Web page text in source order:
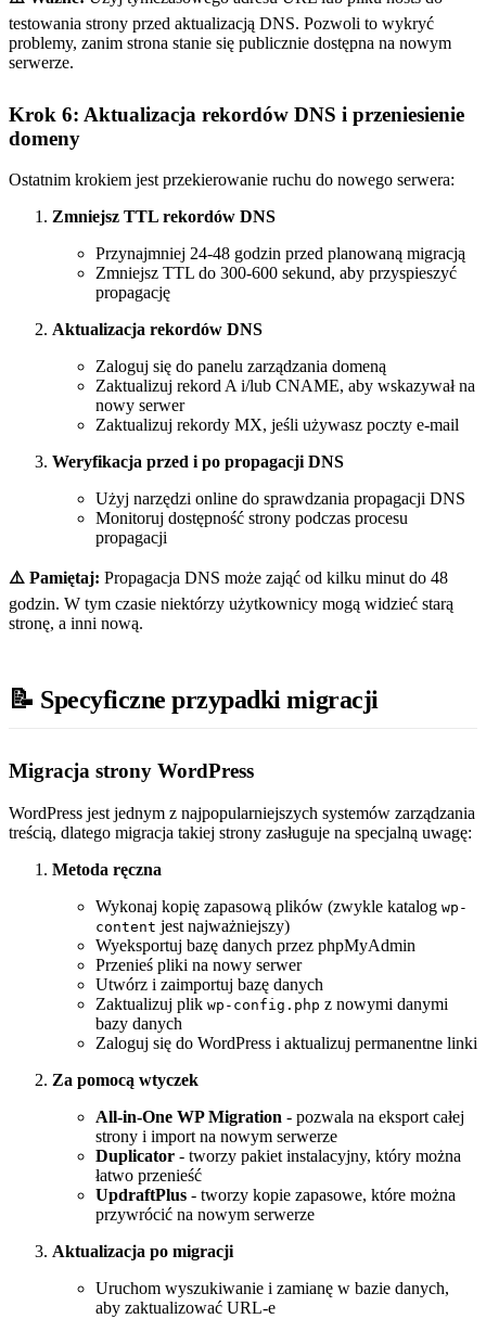
testowania strony przed aktualizacją DNS. Pozwoli to wykryć
problemy, zanim strona stanie się publicznie dostępna na nowym
serwerze.
Krok 6: Aktualizacja rekordów DNS i przeniesienie
domeny
Ostatnim krokiem jest przekierowanie ruchu do nowego serwera:
Zmniejsz TTL rekordów DNS
Przynajmniej 24-48 godzin przed planowaną migracją
Zmniejsz TTL do 300-600 sekund, aby przyspieszyć
propagację
Aktualizacja rekordów DNS
Zaloguj się do panelu zarządzania domeną
Zaktualizuj rekord A i/lub CNAME, aby wskazywał na
nowy serwer
Zaktualizuj rekordy MX, jeśli używasz poczty e-mail
Weryfikacja przed i po propagacji DNS
Użyj narzędzi online do sprawdzania propagacji DNS
Monitoruj dostępność strony podczas procesu
propagacji
⚠️ Pamiętaj: Propagacja DNS może zająć od kilku minut do 48
godzin. W tym czasie niektórzy użytkownicy mogą widzieć starą
stronę, a inni nową.
📝 Specyficzne przypadki migracji
Migracja strony WordPress
WordPress jest jednym z najpopularniejszych systemów zarządzania
treścią, dlatego migracja takiej strony zasługuje na specjalną uwagę:
Metoda ręczna
Wykonaj kopię zapasową plików (zwykle katalog wp-
content jest najważniejszy)
Wyeksportuj bazę danych przez phpMyAdmin
Przenieś pliki na nowy serwer
Utwórz i zaimportuj bazę danych
Zaktualizuj plik wp-config.php z nowymi danymi
bazy danych
Zaloguj się do WordPress i aktualizuj permanentne linki
Za pomocą wtyczek
All-in-One WP Migration - pozwala na eksport całej
strony i import na nowym serwerze
Duplicator - tworzy pakiet instalacyjny, który można
łatwo przenieść
UpdraftPlus - tworzy kopie zapasowe, które można
przywrócić na nowym serwerze
Aktualizacja po migracji
Uruchom wyszukiwanie i zamianę w bazie danych,
aby zaktualizować URL-e